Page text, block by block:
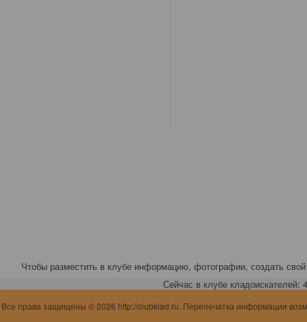
Чтобы разместить в клубе информацию, фотографии, создать свой
Сейчас в клубе кладоискателей:
Все права защищены © 2026 http://clubklad.ru. Перепечатка информации